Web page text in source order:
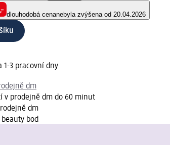
dlouhodobá cenanebyla zvýšena od 20.04.2026
1-3 pracovní dny
dm
v prodejně dm do 60 minut
dm
beauty bod